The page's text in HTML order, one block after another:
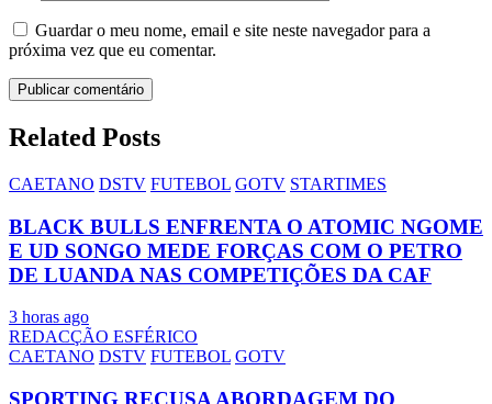
Guardar o meu nome, email e site neste navegador para a
próxima vez que eu comentar.
Related Posts
CAETANO DSTV FUTEBOL GOTV STARTIMES
BLACK BULLS ENFRENTA O ATOMIC NGOME
E UD SONGO MEDE FORÇAS COM O PETRO
DE LUANDA NAS COMPETIÇÕES DA CAF
3 horas ago
REDACÇÃO ESFÉRICO
CAETANO DSTV FUTEBOL GOTV
SPORTING RECUSA ABORDAGEM DO